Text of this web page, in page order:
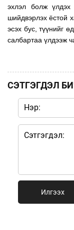
эхлэл болж
шийдвэрлэх ёстой
эсэх бус, түүнийг
салбартаа үлдээж
СЭТГЭГДЭЛ
Илгээх